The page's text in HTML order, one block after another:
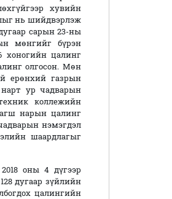
хувийн
нь шийдвэрлэж
сарын 23-ны
мөнгийг бүрэн
хоногийн цалинг
олгосон. Мөн
ерөнхий газрын
ур чадварын
коллежийн
нарын цалинг
нэмэгдэл
шаардлагыг
оны 4 дүгээр
дугаар зүйлийн
цалингийн